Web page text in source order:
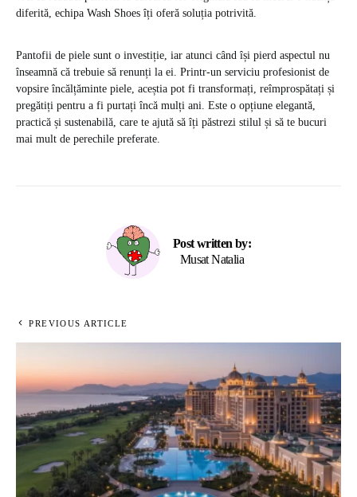
diferită, echipa Wash Shoes îți oferă soluția potrivită.
Pantofii de piele sunt o investiție, iar atunci când își pierd aspectul nu
înseamnă că trebuie să renunți la ei. Printr-un serviciu profesionist de
vopsire încălțăminte piele, aceștia pot fi transformați, reîmprospătați și
pregătiți pentru a fi purtați încă mulți ani. Este o opțiune elegantă,
practică și sustenabilă, care te ajută să îți păstrezi stilul și să te bucuri
mai mult de perechile preferate.
Post written by:
Musat Natalia
PREVIOUS ARTICLE